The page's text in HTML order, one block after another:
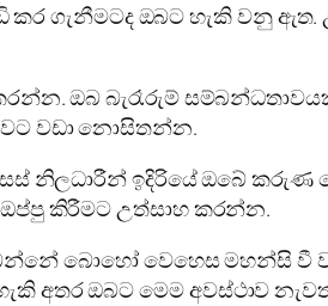
ගැනීමටද ඔබට හැකි වනු ඇත.
ඔබ බැරෑරුම්
වඩා නොසිතන්න.
නිලධාරීන් ඉදිරියේ ඔබේ
කිරීමට උත්සාහ කරන්න.
බොහෝ වෙහෙස මහන්සි වී
අතර ඔබට මෙම අවස්ථාව නැවත